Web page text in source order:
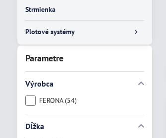
Parametre
Výrobca
FERONA (54)
Dĺžka
Strmienka
Plotové systémy